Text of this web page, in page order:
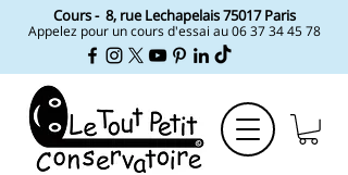
Cours - 8, rue Lechapelais ​75017 Paris
Appelez pour un cours d'essai au06 37 34 45 78